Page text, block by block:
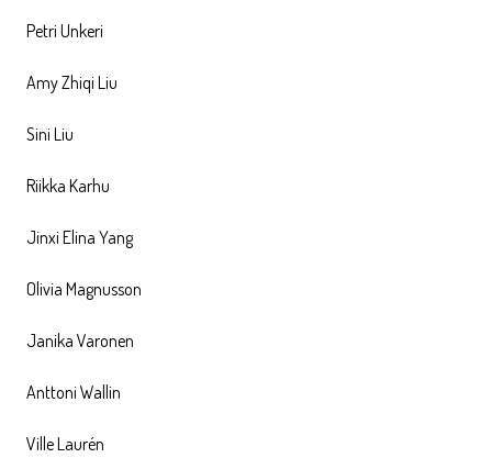
Petri Unkeri
Amy Zhiqi Liu
Sini Liu
Riikka Karhu
Jinxi Elina Yang
Olivia Magnusson
Janika Varonen
Anttoni Wallin
Ville Laurén